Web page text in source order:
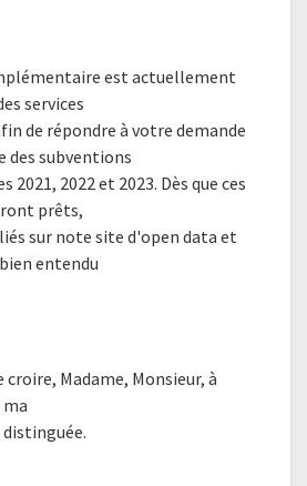
est actuellement
services
de répondre à votre demande
des subventions
2021, 2022 et 2023. Dès que ces
prêts,
sur note site d'open data et
entendu
croire, Madame, Monsieur, à
ma